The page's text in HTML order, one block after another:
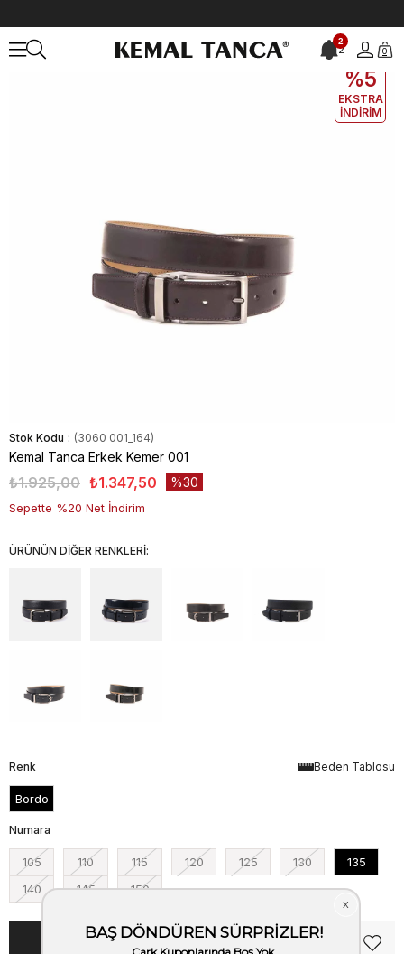
2
2 0
EKLE5
%5
EKSTRA
İNDİRİM
Stok Kodu (3060 001_164)
Kemal Tanca Erkek Kemer 001
₺1.925,00 ₺1.347,50 30
Sepette %20 Net İndirim
ÜRÜNÜN DİĞER RENKLERİ:
Beden Tablosu
Renk
Bordo
Numara
105 110 115 120 125 130
135
140
145 150